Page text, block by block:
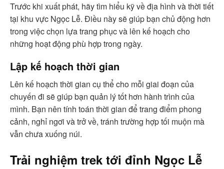
Trước khi xuất phát, hãy tìm hiểu kỹ về địa hình và thời tiết
tại khu vực Ngọc Lễ. Điều này sẽ giúp bạn chủ động hơn
trong việc chọn lựa trang phục và lên kế hoạch cho
những hoạt động phù hợp trong ngày.
Lập kế hoạch thời gian
Lên kế hoạch thời gian cụ thể cho mỗi giai đoạn của
chuyến đi sẽ giúp bạn quản lý tốt hơn hành trình của
mình. Bạn nên tính toán thời gian để trang điểm phong
cảnh, nghỉ ngơi và trở về, tránh trường hợp tối muộn mà
vẫn chưa xuống núi.
Trải nghiệm trek tới đỉnh Ngọc Lễ